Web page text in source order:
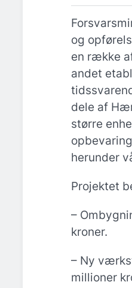
og
en række
andet
dele af
større
herunder
Projektet
–
kroner.
– Ny
millioner